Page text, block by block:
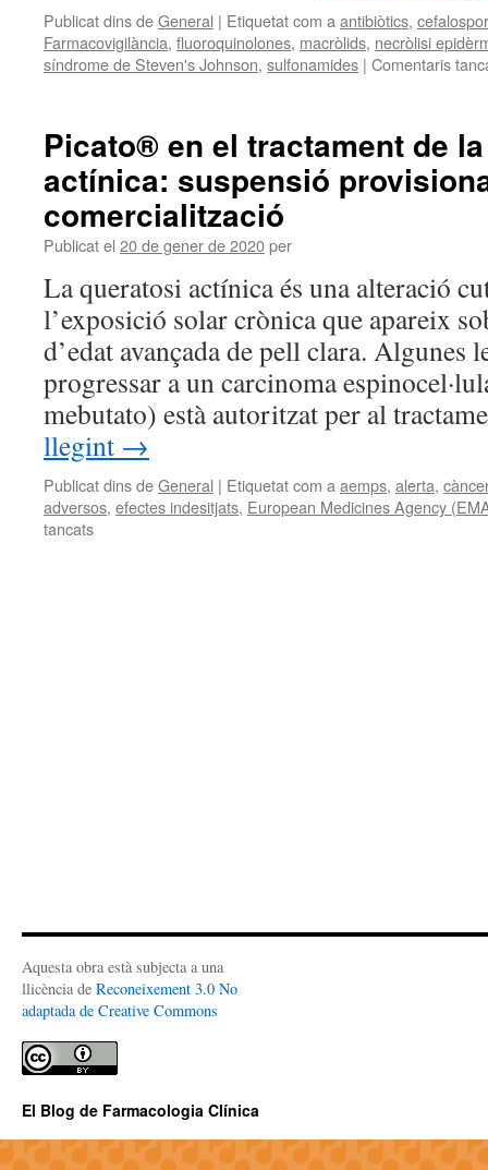
Publicat dins deGeneral | Etiquetat com a antibiòtics,
Farmacovigilància, fluoroquinolones, macròlids, necròlisi
síndrome de Steven's Johnson, sulfonamides | Comentaris
Picato® en el tractament de
actínica: suspensió
comercialització
Publicat el 20 de gener de 2020per
La queratosi actínica és una alteració
l’exposició solar crònica que apareix
d’edat avançada de pell clara. Algunes
progressar a un carcinoma
mebutato) està autoritzat per al
llegint →
Publicat dins deGeneral | Etiquetat com a aemps, alerta,
adversos, efectes indesitjats, European Medicines Agency
tancats
Aquesta obra està subjecta a una
llicència de Reconeixement 3.0 No
adaptada de Creative Commons
El Blog de Farmacologia Clínica